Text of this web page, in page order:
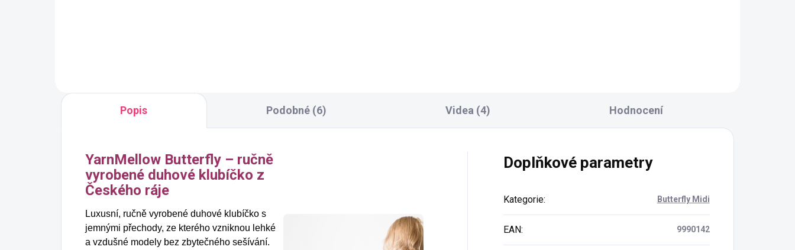
Popis Podobné (6) Videa (4) Hodnocení
YarnMellow Butterfly – ručně
vyrobené duhové klubíčko z
Českého ráje
Luxusní, ručně vyrobené duhové klubíčko s
jemnými přechody, ze kterého vzniknou lehké
a vzdušné modely bez zbytečného sešívání.
Doplňkové parametry
Kategorie: Butterfly Midi
EAN: 9990142